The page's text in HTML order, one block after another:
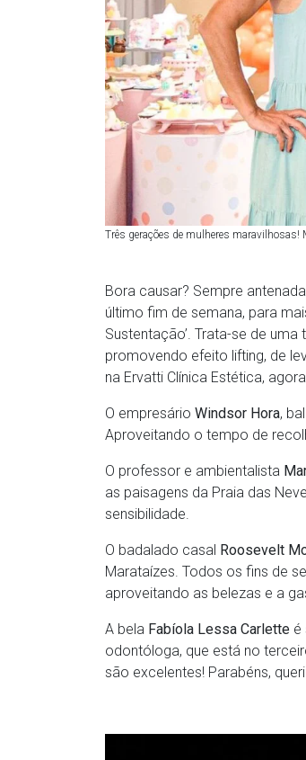
Três gerações de mulheres
Bora causar? Sempre
último fim de semana, para
Sustentação’. Trata-se de
promovendo efeito lifting, de
na Ervatti Clínica Estética,
O empresário Windsor Hora,
Aproveitando o tempo de
O professor e ambientalista
as paisagens da Praia das
sensibilidade.
O badalado casal Roosevelt
Marataízes. Todos os fins de
aproveitando as belezas e a
A bela Fabíola Lessa Carlette é
odontóloga, que está no
são excelentes! Parabéns,